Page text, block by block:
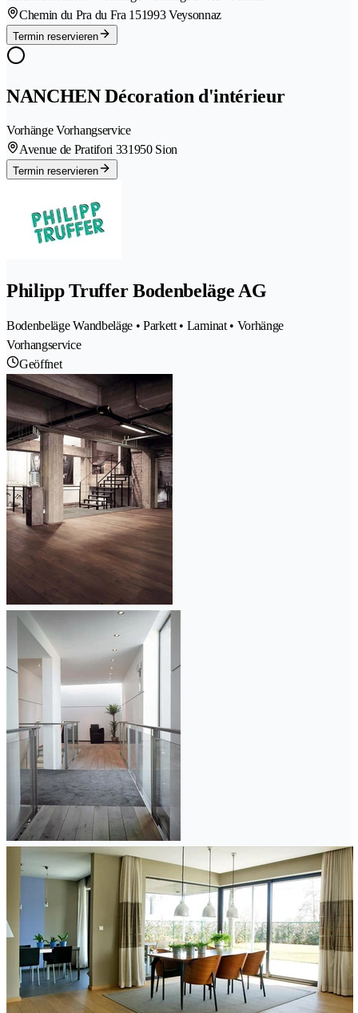
Chemin du Pra du Fra 151993 Veysonnaz
Termin reservieren
NANCHEN Décoration d'intérieur
Vorhänge Vorhangservice
Avenue de Pratifori 331950 Sion
Termin reservieren
Philipp Truffer Bodenbeläge AG
Bodenbeläge Wandbeläge • Parkett • Laminat • Vorhänge
Vorhangservice
Geöffnet